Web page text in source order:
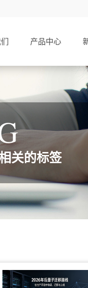
产品中心
关的标签